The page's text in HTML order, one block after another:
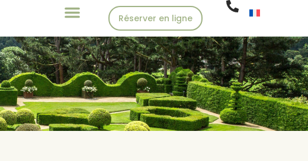
Réserver en ligne